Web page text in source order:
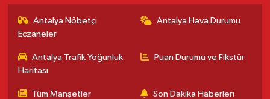
Antalya Nöbetçi
Eczaneler
Antalya Hava Durumu
Antalya Trafik Yoğunluk
Haritası
Puan Durumu ve Fikstür
Tüm Manşetler Son Dakika Haberleri